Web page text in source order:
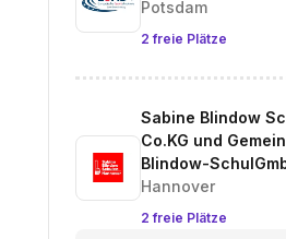
Potsdam
2 freie Plätze
Sabine Blindow
Co.KG und
Blindow-
Hannover
2 freie Plätze